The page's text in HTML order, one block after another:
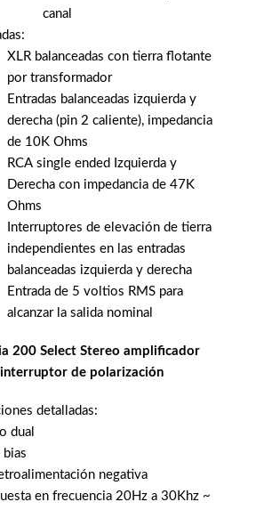
canal
XLR balanceadas con tierra flotante
por transformador
Entradas balanceadas izquierda y
derecha (pin 2 caliente), impedancia
de 10K Ohms
RCA single ended Izquierda y
Derecha con impedancia de 47K
Ohms
Interruptores de elevación de tierra
independientes en las entradas
balanceadas izquierda y derecha
Entrada de 5 voltios RMS para
alcanzar la salida nominal
200 Select Stereo amplificador
de polarización
detalladas:
dual
negativa
en frecuencia 20Hz a 30Khz ~